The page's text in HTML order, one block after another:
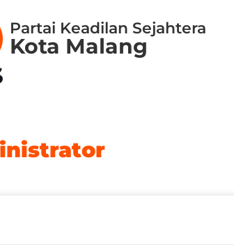
Partai Keadilan Sejahtera
Kota Malang